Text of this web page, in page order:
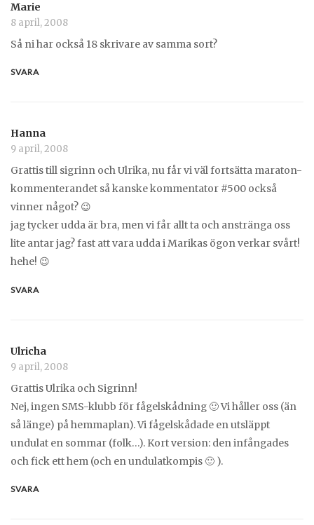
Marie
8 april, 2008
Så ni har också 18 skrivare av samma sort?
SVARA
Hanna
9 april, 2008
Grattis till sigrinn och Ulrika, nu får vi väl fortsätta maraton-
kommenterandet så kanske kommentator #500 också
vinner något? 😉
jag tycker udda är bra, men vi får allt ta och anstränga oss
lite antar jag? fast att vara udda i Marikas ögon verkar svårt!
hehe! 😉
SVARA
Ulricha
9 april, 2008
Grattis Ulrika och Sigrinn!
Nej, ingen SMS-klubb för fågelskådning 🙂 Vi håller oss (än
så länge) på hemmaplan). Vi fågelskådade en utsläppt
undulat en sommar (folk…). Kort version: den infångades
och fick ett hem (och en undulatkompis 🙂 ).
SVARA